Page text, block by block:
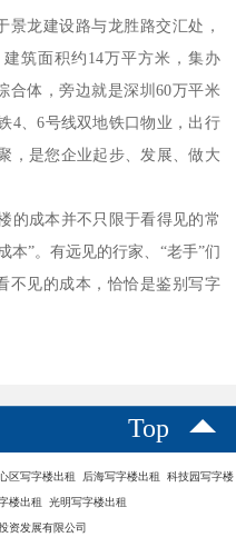
景龙建设路与龙胜路交汇处，
筑面积约14万平方米，集办
合体，旁边就是深圳60万平米
4、6号线双地铁口物业，出行
，是您企业起步、发展、做大
的成本并不只限于看得见的常
本”。有远见的行家、“老手”们
不见的成本，恰恰是鉴别写字
Top
区写字楼出租 后海写字楼出租 科技园写字楼
楼出租 光明写字楼出租
资发展有限公司